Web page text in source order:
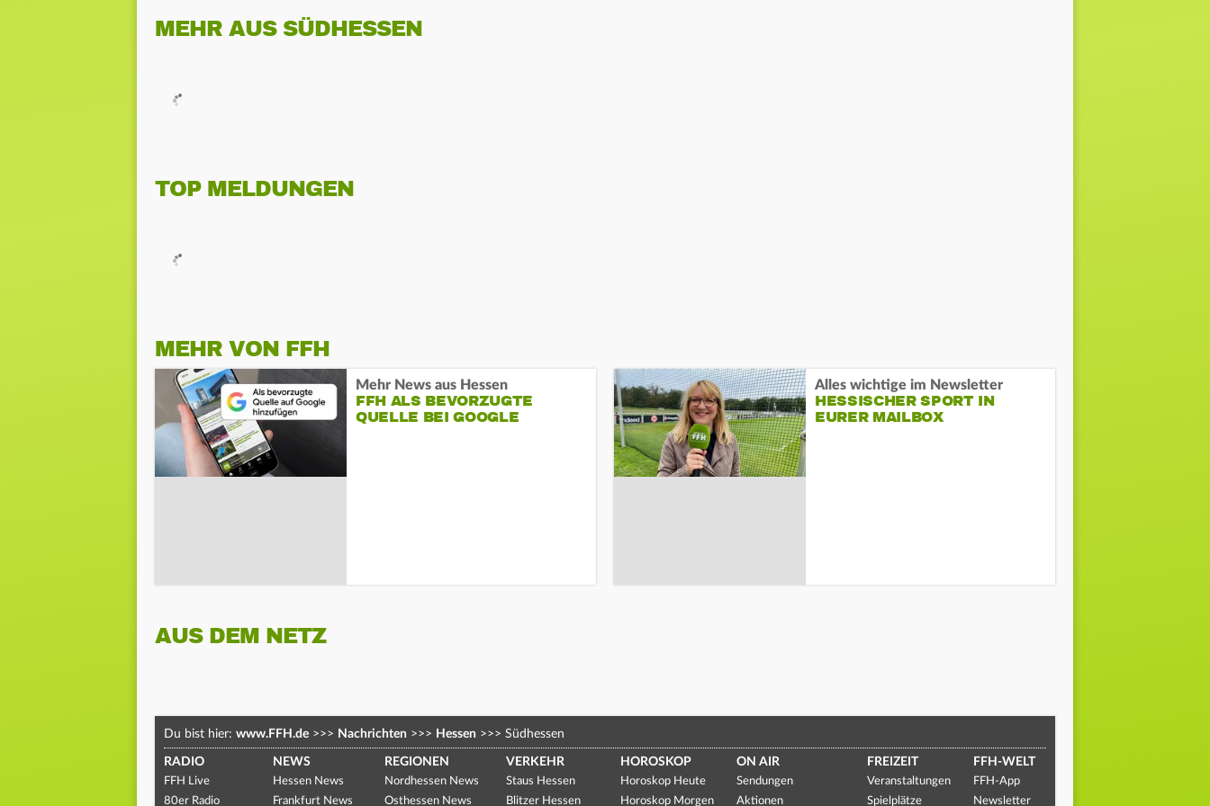
MEHR AUS SÜDHESSEN
TOP MELDUNGEN
MEHR VON FFH
Mehr News aus Hessen
FFH ALS BEVORZUGTE
QUELLE BEI GOOGLE
Alles wichtige im Newsletter
HESSISCHER SPORT IN
EURER MAILBOX
AUS DEM NETZ
Du bist hier: www.FFH.de >>> Nachrichten >>> Hessen >>> Südhessen
RADIO
FFH Live
80er Radio
NEWS
Hessen News
Frankfurt News
REGIONEN
Nordhessen News
Osthessen News
VERKEHR
Staus Hessen
Blitzer Hessen
HOROSKOP
Horoskop Heute
Horoskop Morgen
ON AIR
Sendungen
Aktionen
FREIZEIT
Veranstaltungen
Spielplätze
FFH-WELT
FFH-App
Newsletter